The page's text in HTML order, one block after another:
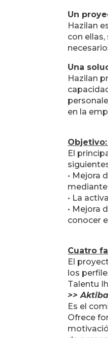
Un
Hazilan
con
Una
Hazilan
en la
El
• Mejora
• La
• Mejora
conocer
Cuatro
El
los
Talentu
>>
Es el
Ofrece